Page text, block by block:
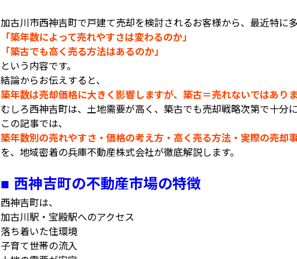
加古川市西神吉町で戸建て売却を検討されるお客様から、最近特に
「築年数によって売れやすさは変わるのか」
「築古でも高く売る方法はあるのか」
という内容です。
結論からお伝えすると、
築年数は売却価格に大きく影響しますが、築古＝売れないではあり
むしろ西神吉町は、土地需要が高く、築古でも売却戦略次第で十分
この記事では、
築年数別の売れやすさ・価格の考え方・高く売る方法・実際の売却
を、地域密着の兵庫不動産株式会社が徹底解説します。
■ 西神吉町の不動産市場の特徴
西神吉町は、
加古川駅・宝殿駅へのアクセス
落ち着いた住環境
子育て世帯の流入